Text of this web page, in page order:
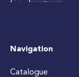
Navigation
Catalogue